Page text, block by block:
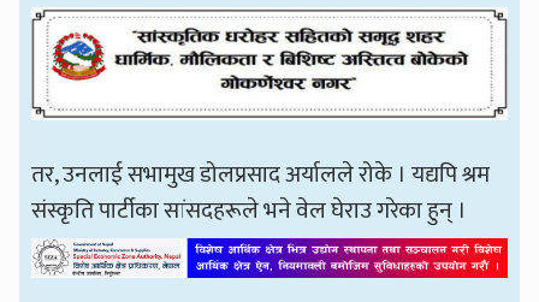
तर, उनलाई सभामुख डोलप्रसाद अर्यालले रोके । यद्यपि श्रम
संस्कृति पार्टीका सांसदहरूले भने वेल घेराउ गरेका हुन् ।